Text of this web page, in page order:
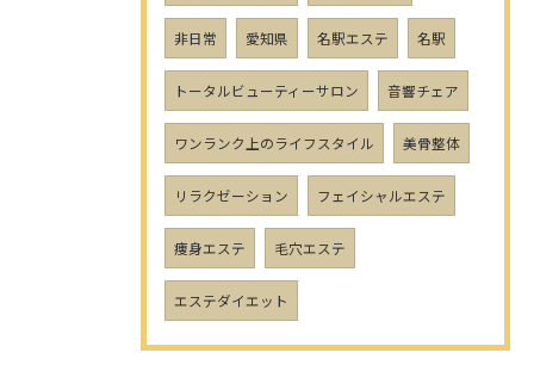
非日常 愛知県 名駅エステ 名駅
トータルビューティーサロン 音響チェア
ワンランク上のライフスタイル 美骨整体
リラクゼーション フェイシャルエステ
痩身エステ 毛穴エステ
エステダイエット